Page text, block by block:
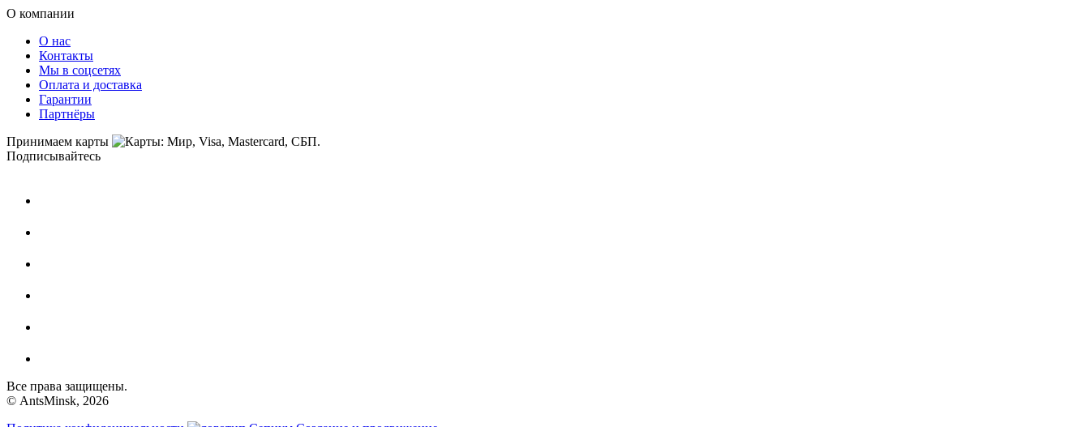
О компании
О нас
Контакты
Мы в соцсетях
Оплата и доставка
Гарантии
Партнёры
Принимаем карты
Подписывайтесь
Все права защищены.
© AntsMinsk, 2026